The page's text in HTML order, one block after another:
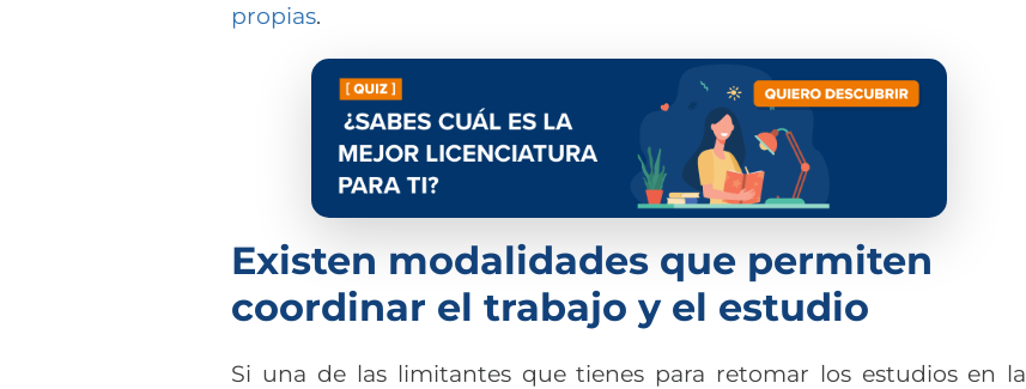
propias.
Existen modalidades que permiten
coordinar el trabajo y el estudio
Si una de las limitantes que tienes para retomar los estudios en la